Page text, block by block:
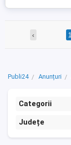
‹ 1
Publi24 Anunțuri
Categorii
Județe